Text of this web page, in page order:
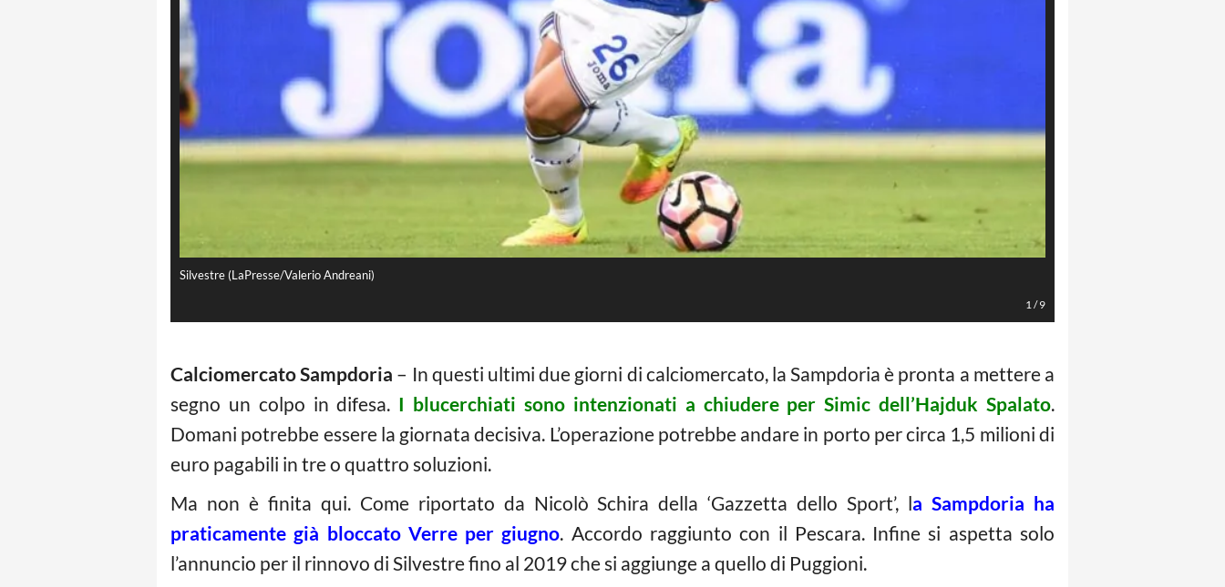
Silvestre (LaPresse/Valerio Andreani)
1/9
Calciomercato Sampdoria – In questi ultimi due giorni di calciomercato, la Sampdoria è pronta a mettere a
segno un colpo in difesa. I blucerchiati sono intenzionati a chiudere per Simic dell’Hajduk Spalato.
Domani potrebbe essere la giornata decisiva. L’operazione potrebbe andare in porto per circa 1,5 milioni di
euro pagabili in tre o quattro soluzioni.
Ma non è finita qui. Come riportato da Nicolò Schira della ‘Gazzetta dello Sport’, la Sampdoria ha
praticamente già bloccato Verre per giugno. Accordo raggiunto con il Pescara. Infine si aspetta solo
l’annuncio per il rinnovo di Silvestre fino al 2019 che si aggiunge a quello di Puggioni.